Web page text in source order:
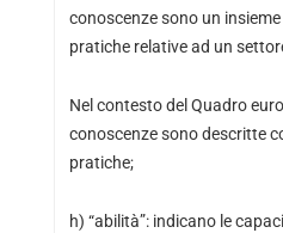
conoscenze sono un
pratiche relative ad un
Nel contesto del Quadro
conoscenze sono descritte
pratiche;
h) “abilità”: indicano le